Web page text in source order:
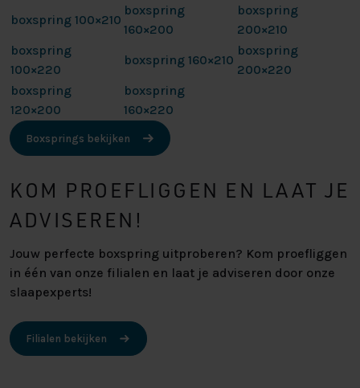
boxspring 100×210
boxspring
160×200
boxspring
200×210
boxspring
100×220
boxspring 160×210
boxspring
200×220
boxspring
120×200
boxspring
160×220
Boxsprings bekijken
KOM PROEFLIGGEN EN LAAT JE
ADVISEREN!
Jouw perfecte boxspring uitproberen? Kom proefliggen
in één van onze filialen en laat je adviseren door onze
slaapexperts!
Filialen bekijken